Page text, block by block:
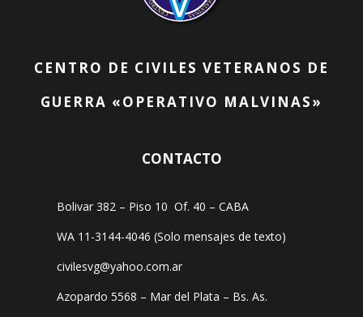
CENTRO DE CIVILES VETERANOS DE
GUERRA «OPERATIVO MALVINAS»
CONTACTO
Bolivar 382 – Piso 10 Of. 40 – CABA
WA 11-3144-4046 (Solo mensajes de texto)
civilesvg@yahoo.com.ar
Azopardo 5568 – Mar del Plata – Bs. As.